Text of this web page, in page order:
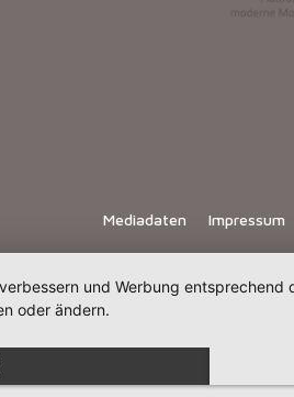
Mediadaten Impressum
und Werbung
oder ändern.